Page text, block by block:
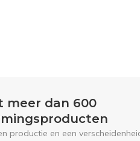
meer dan 600
productie en een